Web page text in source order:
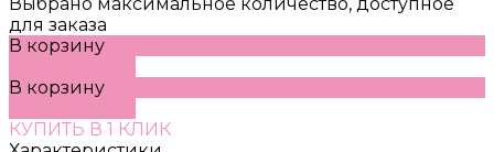
для заказа
В корзину
В корзину
КУПИТЬ В 1 КЛИК